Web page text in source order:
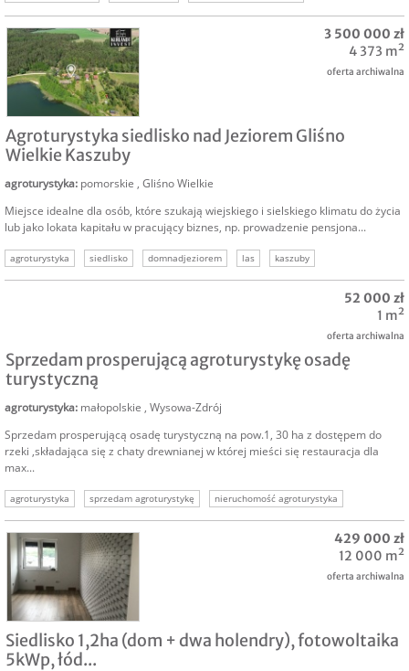
Agroturystyka siedlisko nad Jeziorem Gliśno
Wielkie Kaszuby
agroturystyka: pomorskie , Gliśno Wielkie
Miejsce idealne dla osób, które szukają wiejskiego i sielskiego klimatu do życia
lub jako lokata kapitału w pracujący biznes, np. prowadzenie pensjona...
agroturystyka siedlisko domnadjeziorem las kaszuby
3 500 000 zł
4 373 m²
oferta archiwalna
Sprzedam prosperującą agroturystykę osadę
turystyczną
agroturystyka: małopolskie , Wysowa-Zdrój
Sprzedam prosperującą osadę turystyczną na pow.1, 30 ha z dostępem do
rzeki ,składająca się z chaty drewnianej w której mieści się restauracja dla
max...
agroturystyka sprzedam agroturystykę nieruchomość agroturystyka
52 000 zł
1 m²
oferta archiwalna
Siedlisko 1,2ha (dom + dwa holendry), fotowoltaika
5kWp, łód...
429 000 zł
12 000 m²
oferta archiwalna